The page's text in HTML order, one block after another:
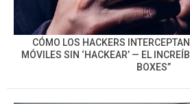
CÓMO LOS HACKERS
MÓVILES SIN ‘HACKEAR’ — EL
BOXES”